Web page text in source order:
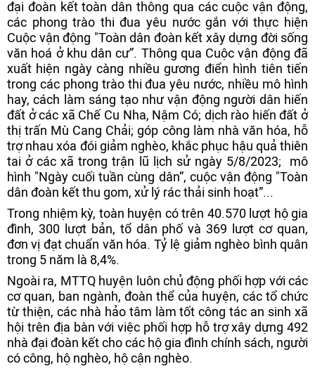
đại đoàn kết toàn dân thông qua các cuộc vận động,
các phong trào thi đua yêu nước gắn với thực hiện
Cuộc vận động "Toàn dân đoàn kết xây dựng đời sống
văn hoá ở khu dân cư”. Thông qua Cuộc vận động đã
xuất hiện ngày càng nhiều gương điển hình tiên tiến
trong các phong trào thi đua yêu nước, nhiều mô hình
hay, cách làm sáng tạo như vận động người dân hiến
đất ở các xã Chế Cu Nha, Nậm Có; dịch rào hiến đất ở
thị trấn Mù Cang Chải; góp công làm nhà văn hóa, hỗ
trợ nhau xóa đói giảm nghèo, khắc phục hậu quả thiên
tai ở các xã trong trận lũ lịch sử ngày 5/8/2023; mô
hình "Ngày cuối tuần cùng dân”, cuộc vận động "Toàn
dân đoàn kết thu gom, xử lý rác thải sinh hoạt”...
Trong nhiệm kỳ, toàn huyện có trên 40.570 lượt hộ gia
đình, 300 lượt bản, tổ dân phố và 369 lượt cơ quan,
đơn vị đạt chuẩn văn hóa. Tỷ lệ giảm nghèo bình quân
trong 5 năm là 8,4%.
Ngoài ra, MTTQ huyện luôn chủ động phối hợp với các
cơ quan, ban ngành, đoàn thể của huyện, các tổ chức
từ thiện, các nhà hảo tâm làm tốt công tác an sinh xã
hội trên địa bàn với việc phối hợp hỗ trợ xây dựng 492
nhà đại đoàn kết cho các hộ gia đình chính sách, người
có công, hộ nghèo, hộ cận nghèo.